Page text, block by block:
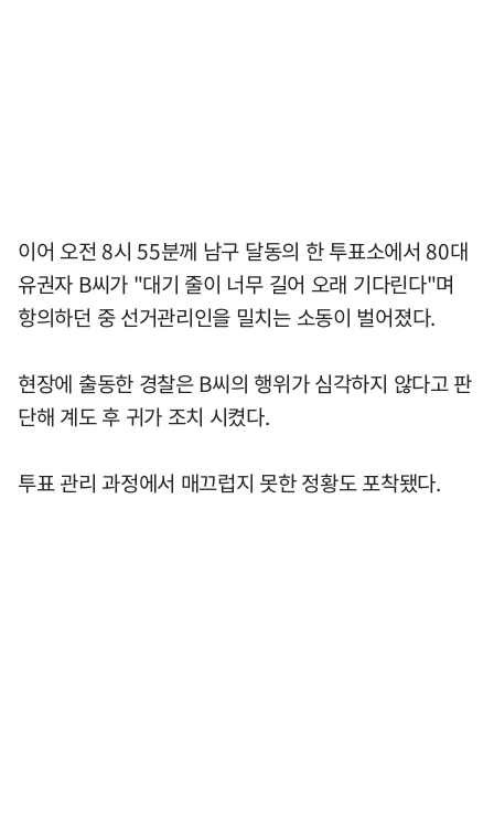
이어 오전 8시 55분께 남구 달동의 한 투표소에서 80대
유권자 B씨가 "대기 줄이 너무 길어 오래 기다린다"며
항의하던 중 선거관리인을 밀치는 소동이 벌어졌다.
현장에 출동한 경찰은 B씨의 행위가 심각하지 않다고 판
단해 계도 후 귀가 조치 시켰다.
투표 관리 과정에서 매끄럽지 못한 정황도 포착됐다.